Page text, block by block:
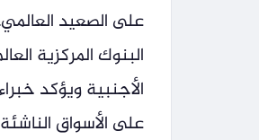
على الصعيد
البنوك المركزية
الأجنبية ويؤكد
على الأسواق